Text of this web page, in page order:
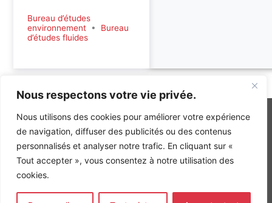
Nous respectons votre vie privée.
Nous utilisons des cookies pour améliorer votre expérience
de navigation, diffuser des publicités ou des contenus
personnalisés et analyser notre trafic. En cliquant sur «
Tout accepter », vous consentez à notre utilisation des
cookies.
Bureau d’études
environnement• Bureau
d’études fluides
AMO Simulation rénovation énergétique
INGÉNIERIE DE L’ÉNERGIE ET DE L’ENVIRONNEMENT
CONCEVONS, ENSEMBLE, L’ENVIRONNEMENT BÂTI DE DEMAIN
Tel. +33 (0)1 64 68 18 50